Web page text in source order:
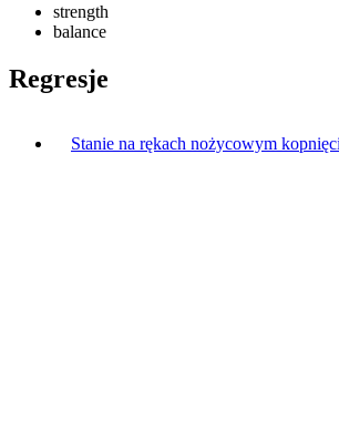
strength
balance
Regresje
Stanie na rękach nożycowym